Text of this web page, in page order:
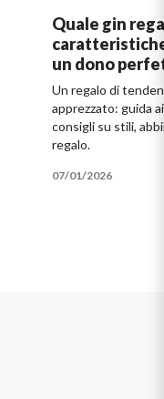
Quale gin
un dono
Un regalo di
apprezzato: guida
consigli su stili,
regalo.
07/01/2026